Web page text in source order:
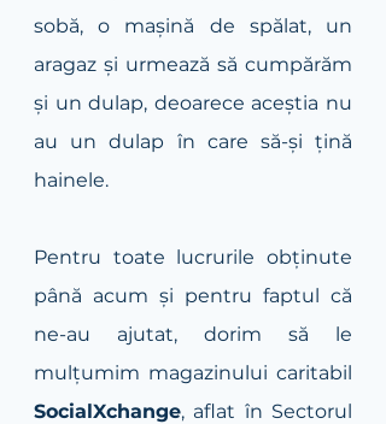
sobă, o mașină de spălat, un
aragaz și urmează să cumpărăm
și un dulap, deoarece aceștia nu
au un dulap în care să-și țină
hainele.
Pentru toate lucrurile obținute
până acum și pentru faptul că
ne-au ajutat, dorim să le
SocialXchange, aflat în Sectorul